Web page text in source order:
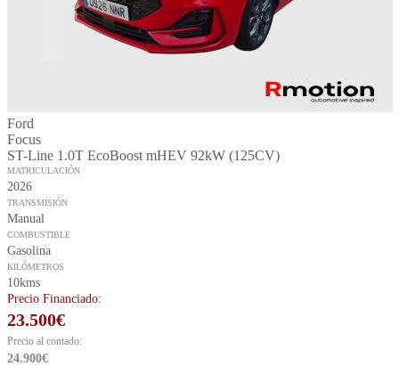
Ford
Focus
ST-Line 1.0T EcoBoost mHEV 92kW (125CV)
MATRICULACIÓN
2026
TRANSMISIÓN
Manual
COMBUSTIBLE
Gasolina
KILÓMETROS
10kms
Precio Financiado:
23.500€
Precio al contado:
24.900€